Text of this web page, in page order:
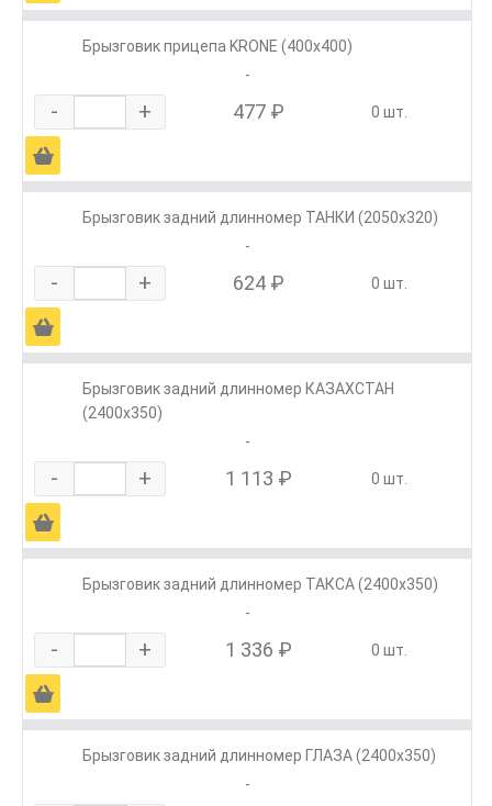
Брызговик прицепа KRONE (400х400)
-
- + 477 ₽ 0 шт.
Ä
Брызговик задний длинномер ТАНКИ (2050х320)
-
- + 624 ₽ 0 шт.
Ä
Брызговик задний длинномер КАЗАХСТАН
(2400х350)
-
- + 1 113 ₽ 0 шт.
Ä
Брызговик задний длинномер ТАКСА (2400х350)
-
- + 1 336 ₽ 0 шт.
Ä
Брызговик задний длинномер ГЛАЗА (2400х350)
-